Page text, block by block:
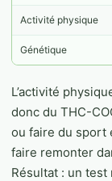
Activité physique
Génétique
L’activité
donc du THC-
ou faire du sport
faire remonter
Résultat : un test